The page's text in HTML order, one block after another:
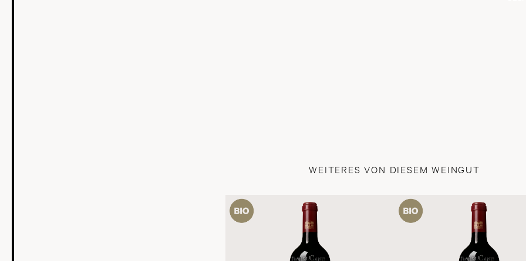
WEITERES VON DIESEM WEINGUT